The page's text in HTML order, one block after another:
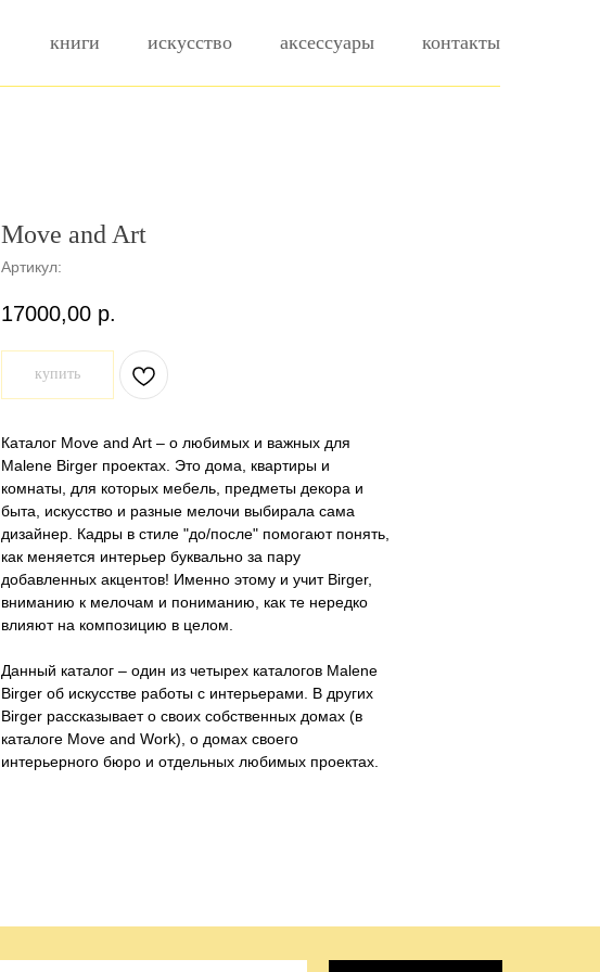
книги искусство аксессуары контакты
Move and Art
Артикул:
17000,00 р.
купить
Каталог Move and Art – о любимых и важных для
Malene Birger проектах. Это дома, квартиры и
комнаты, для которых мебель, предметы декора и
быта, искусство и разные мелочи выбирала сама
дизайнер. Кадры в стиле "до/после" помогают понять,
как меняется интерьер буквально за пару
добавленных акцентов! Именно этому и учит Birger,
вниманию к мелочам и пониманию, как те нередко
влияют на композицию в целом.
Данный каталог – один из четырех каталогов Malene
Birger об искусстве работы с интерьерами. В других
Birger рассказывает о своих собственных домах (в
каталоге Move and Work), о домах своего
интерьерного бюро и отдельных любимых проектах.